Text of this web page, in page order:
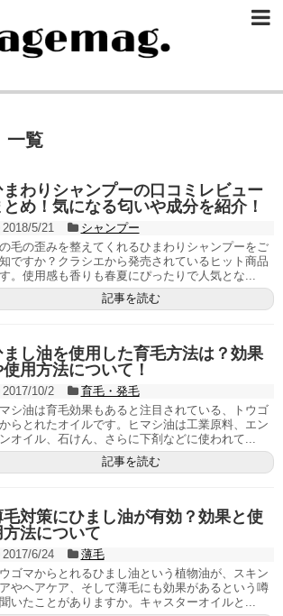
一覧
まわりシャンプーの口コミレビュー
とめ！気になる匂いや成分を紹介！
2018/5/21
シャンプー
毛の歪みを整えてくれるひまわりシャンプーをご
ですか？クラシエから発売されているヒット商品
。使用感も香りも春夏にぴったりで人気とな...
記事を読む
まし油を使用した育毛方法は？効果
用方法について！
2017/10/2
育毛・発毛
シ油は育毛効果もあると注目されている、トウゴ
らとれたオイルです。ヒマシ油は工業原料、エン
オイル、石けん、さらに下剤などに使われて...
記事を読む
毛対策にひまし油が有効？効果と使
方法について
2017/6/24
薄毛
ウゴマからとれるひまし油という植物油が、スキン
やヘアケア、そして薄毛にも効果があるという噂
いたことがありますか。キャスターオイルと...